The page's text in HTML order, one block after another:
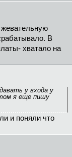
В
хватало на
у входа у
я еще пишу
и поняли что